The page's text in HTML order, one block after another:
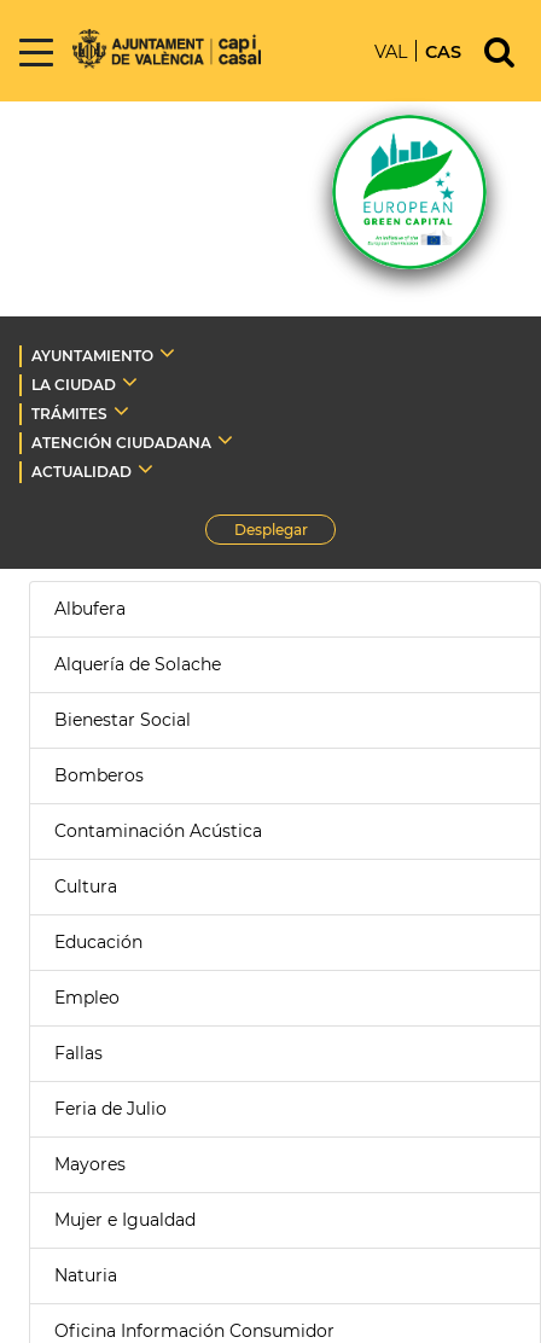
VAL CAS
AYUNTAMIENTO
LA CIUDAD
TRÁMITES
ATENCIÓN CIUDADANA
ACTUALIDAD
Desplegar
Albufera
Alquería de Solache
Bienestar Social
Bomberos
Contaminación Acústica
Cultura
Educación
Empleo
Fallas
Feria de Julio
Mayores
Mujer e Igualdad
Naturia
Oficina Información Consumidor